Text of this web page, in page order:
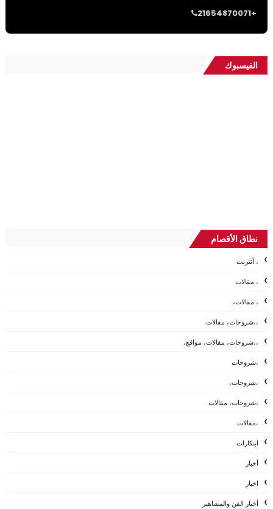
21654870071+
الفيسبوك
نطاق الأقصام
، أنترنت
، مقالات
، مقالات،
،،شروحات، مقالات
،،شروحات، مقالات، مواقع،
،شروحات
،شروحات،
،شروحات، مقالات
،مقالات
ابتكارات
أخبار
اخبار
أخبار الفن والمشاهير